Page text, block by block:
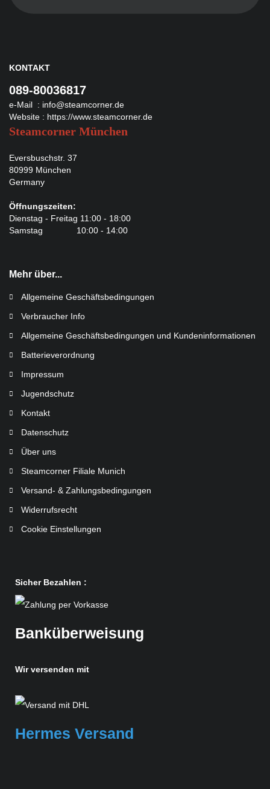
KONTAKT
089-80036817
e-Mail : info@steamcorner.de
Website : https://www.steamcorner.de
Steamcorner München
Eversbuschstr. 37
80999 München
Germany
Öffnungszeiten:
Dienstag - Freitag 11:00 - 18:00
Samstag 10:00 - 14:00
Mehr über...
Allgemeine Geschäftsbedingungen
Verbraucher Info
Allgemeine Geschäftsbedingungen und Kundeninformationen
Batterieverordnung
Impressum
Jugendschutz
Kontakt
Datenschutz
Über uns
Steamcorner Filiale Munich
Versand- & Zahlungsbedingungen
Widerrufsrecht
Cookie Einstellungen
Sicher Bezahlen :
Banküberweisung
Wir versenden mit
Hermes Versand